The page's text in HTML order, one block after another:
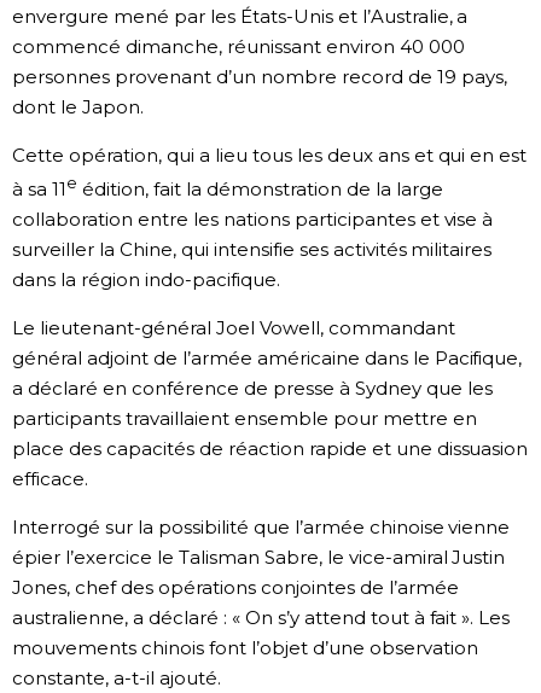
Culture
Gastronomie
Le japonais
En plus
Données
Séries
Personnages
Chroniques
Images
official SNS
envergure mené par les États-Unis et l’Australie, a
commencé dimanche, réunissant environ 40 000
personnes provenant d’un nombre record de 19 pays,
dont le Japon.
Cette opération, qui a lieu tous les deux ans et qui en est
à sa 11 e édition, fait la démonstration de la large
collaboration entre les nations participantes et vise à
surveiller la Chine, qui intensifie ses activités militaires
dans la région indo-pacifique.
Le lieutenant-général Joel Vowell, commandant
général adjoint de l’armée américaine dans le Pacifique,
a déclaré en conférence de presse à Sydney que les
participants travaillaient ensemble pour mettre en
place des capacités de réaction rapide et une dissuasion
efficace.
Interrogé sur la possibilité que l’armée chinoise vienne
épier l’exercice le Talisman Sabre, le vice-amiral Justin
Jones, chef des opérations conjointes de l’armée
australienne, a déclaré : « On s’y attend tout à fait ». Les
mouvements chinois font l’objet d’une observation
constante, a-t-il ajouté.